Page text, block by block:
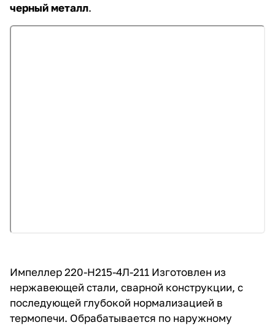
черный металл.
Импеллер 220-Н215-4Л-211 Изготовлен из
нержавеющей стали, сварной конструкции, с
последующей глубокой нормализацией в
термопечи. Обрабатывается по наружному